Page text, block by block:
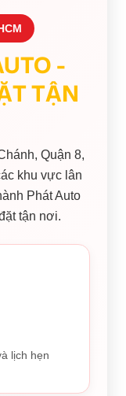
-
TẬN
Quận 8,
khu vực lân
Phát Auto
tận nơi.
lịch hẹn